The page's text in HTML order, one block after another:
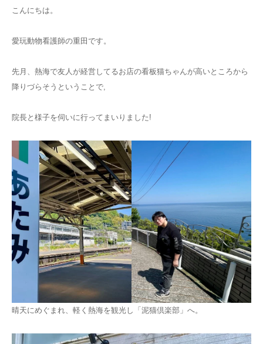
こんにちは。
愛玩動物看護師の重田です。
先月、熱海で友人が経営してるお店の看板猫ちゃんが高いところから
降りづらそうということで,
院長と様子を伺いに行ってまいりました!
晴天にめぐまれ、軽く熱海を観光し「泥猫倶楽部」へ。